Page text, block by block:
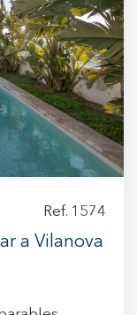
Ref. 1574
a Vilanova